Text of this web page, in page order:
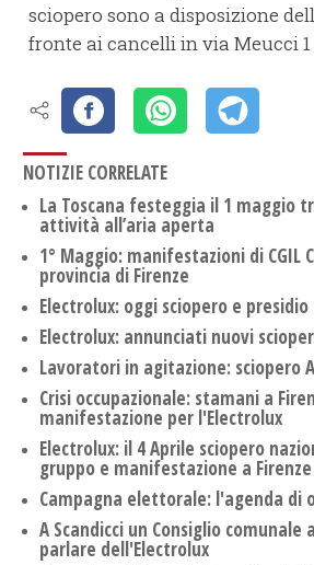
sciopero sono a disposizione
fronte ai cancelli in via Meucci 1
NOTIZIE CORRELATE
La Toscana festeggia il 1 maggio
attività all’aria aperta
1° Maggio: manifestazioni di CGIL
provincia di Firenze
Electrolux: oggi sciopero e presidio
Electrolux: annunciati nuovi
Lavoratori in agitazione: sciopero
Crisi occupazionale: stamani a
manifestazione per l'Electrolux
Electrolux: il 4 Aprile sciopero
gruppo e manifestazione a Firenze
Campagna elettorale: l'agenda di
A Scandicci un Consiglio comunale
parlare dell'Electrolux